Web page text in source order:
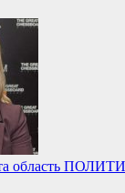
область